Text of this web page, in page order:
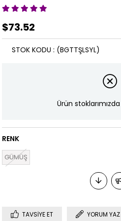
$73.52
(BGTTŞLSYL)
STOK KODU
Ürün
RENK
GÜMÜŞ
TAVSIYE ET
YORUM YAZ